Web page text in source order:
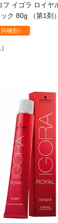
フ イゴラ ロイヤ
ク 80g （第1剤
梱別）